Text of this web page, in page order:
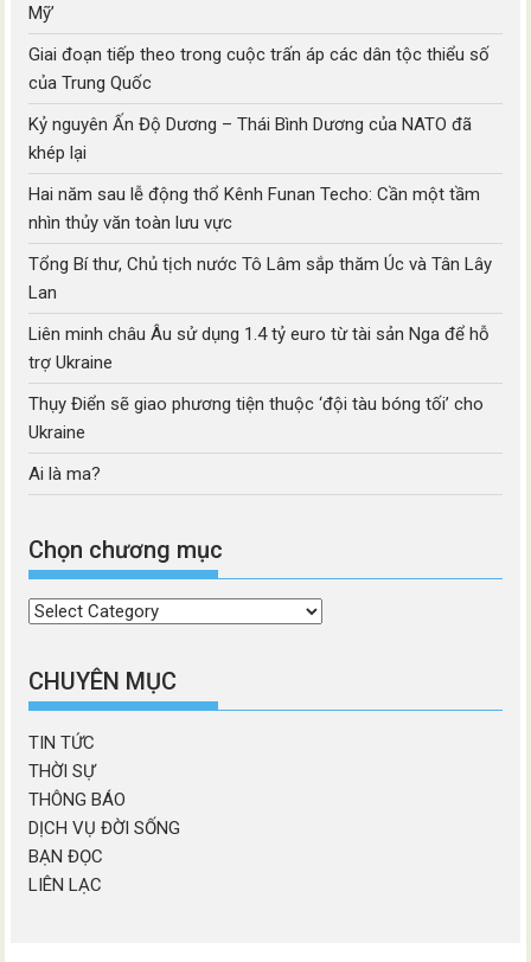
Mỹ’
Giai đoạn tiếp theo trong cuộc trấn áp các dân tộc thiểu số
của Trung Quốc
Kỷ nguyên Ấn Độ Dương – Thái Bình Dương của NATO đã
khép lại
Hai năm sau lễ động thổ Kênh Funan Techo: Cần một tầm
nhìn thủy văn toàn lưu vực
Tổng Bí thư, Chủ tịch nước Tô Lâm sắp thăm Úc và Tân Lây
Lan
Liên minh châu Âu sử dụng 1.4 tỷ euro từ tài sản Nga để hỗ
trợ Ukraine
Thụy Điển sẽ giao phương tiện thuộc ‘đội tàu bóng tối’ cho
Ukraine
Ai là ma?
Chọn chương mục
Chọn
mục
CHUYÊN MỤC
TIN TỨC
THỜI SỰ
THÔNG BÁO
DỊCH VỤ ĐỜI SỐNG
BẠN ĐỌC
LIÊN LẠC